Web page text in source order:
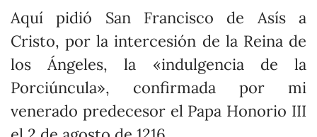
Aquí pidió San Francisco de Asís a
Cristo, por la intercesión de la Reina de
los Ángeles, la «indulgencia de la
Porciúncula», confirmada por mi
venerado predecesor el Papa Honorio III